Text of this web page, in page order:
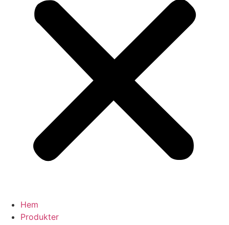
Hem
Produkter